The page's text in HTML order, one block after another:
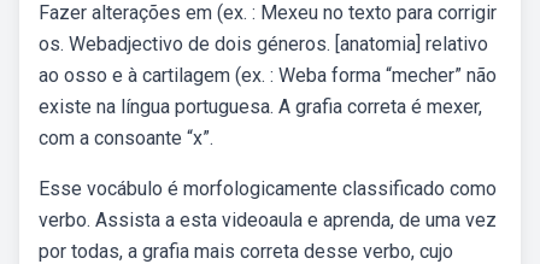
Fazer alterações em (ex. : Mexeu no texto para corrigir
os. Webadjectivo de dois géneros. [anatomia] relativo
ao osso e à cartilagem (ex. : Weba forma “mecher” não
existe na língua portuguesa. A grafia correta é mexer,
com a consoante “x”.
Esse vocábulo é morfologicamente classificado como
verbo. Assista a esta videoaula e aprenda, de uma vez
por todas, a grafia mais correta desse verbo, cujo